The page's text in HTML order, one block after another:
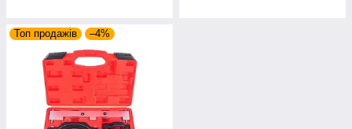
Топ продажів –4%